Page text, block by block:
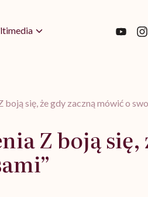
się, że gdy zaczną mówić o
Z boją